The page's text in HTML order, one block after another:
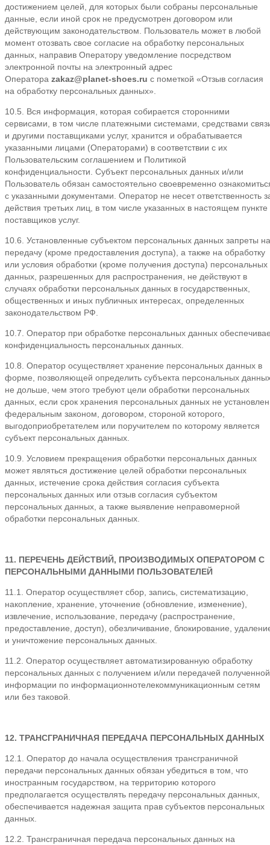
достижением целей, для которых были собраны персональные
данные, если иной срок не предусмотрен договором или
действующим законодательством. Пользователь может в любой
момент отозвать свое согласие на обработку персональных
данных, направив Оператору уведомление посредством
электронной почты на электронный адрес
Оператора zakaz@planet-shoes.ru с пометкой «Отзыв согласия
на обработку персональных данных».
10.5. Вся информация, которая собирается сторонними
сервисами, в том числе платежными системами, средствами
и другими поставщиками услуг, хранится и обрабатывается
указанными лицами (Операторами) в соответствии с их
Пользовательским соглашением и Политикой
конфиденциальности. Субъект персональных данных и/или
Пользователь обязан самостоятельно своевременно
с указанными документами. Оператор не несет ответственность
действия третьих лиц, в том числе указанных в настоящем пункте
поставщиков услуг.
10.6. Установленные субъектом персональных данных запреты на
передачу (кроме предоставления доступа), а также на обработку
или условия обработки (кроме получения доступа) персональных
данных, разрешенных для распространения, не действуют в
случаях обработки персональных данных в государственных,
общественных и иных публичных интересах, определенных
законодательством РФ.
10.7. Оператор при обработке персональных данных
конфиденциальность персональных данных.
10.8. Оператор осуществляет хранение персональных данных в
форме, позволяющей определить субъекта персональных
не дольше, чем этого требуют цели обработки персональных
данных, если срок хранения персональных данных не установлен
федеральным законом, договором, стороной которого,
выгодоприобретателем или поручителем по которому является
субъект персональных данных.
10.9. Условием прекращения обработки персональных данных
может являться достижение целей обработки персональных
данных, истечение срока действия согласия субъекта
персональных данных или отзыв согласия субъектом
персональных данных, а также выявление неправомерной
обработки персональных данных.
11. ПЕРЕЧЕНЬ ДЕЙСТВИЙ, ПРОИЗВОДИМЫХ ОПЕРАТОРОМ С
ПЕРСОНАЛЬНЫМИ ДАННЫМИ ПОЛЬЗОВАТЕЛЕЙ
11.1. Оператор осуществляет сбор, запись, систематизацию,
накопление, хранение, уточнение (обновление, изменение),
извлечение, использование, передачу (распространение,
предоставление, доступ), обезличивание, блокирование,
и уничтожение персональных данных.
11.2. Оператор осуществляет автоматизированную обработку
персональных данных с получением и/или передачей полученной
информации по информационнотелекоммуникационным сетям
или без таковой.
12. ТРАНСГРАНИЧНАЯ ПЕРЕДАЧА ПЕРСОНАЛЬНЫХ ДАННЫХ
12.1. Оператор до начала осуществления трансграничной
передачи персональных данных обязан убедиться в том, что
иностранным государством, на территорию которого
предполагается осуществлять передачу персональных данных,
обеспечивается надежная защита прав субъектов персональных
данных.
12.2. Трансграничная передача персональных данных на